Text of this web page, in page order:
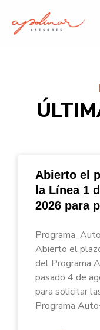
contenido
Abierto el
la Línea 1
2026 para
Abierto el
del Programa
pasado 4 de
para solicitar
Programa